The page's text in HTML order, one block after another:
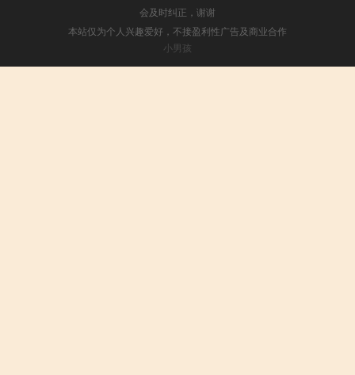
会及时纠正，谢谢
本站仅为个人兴趣爱好，不接盈利性广告及商业合作
小男孩